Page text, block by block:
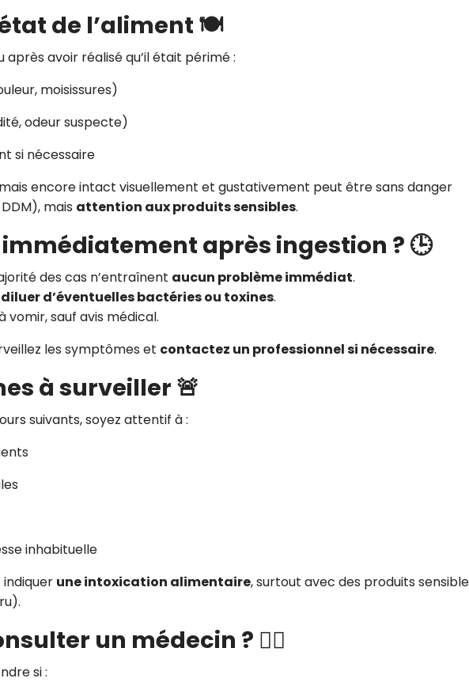
de l’aliment 🍽️
avoir réalisé qu’il était périmé :
moisissures)
odeur suspecte)
si nécessaire
encore intact visuellement et gustativement peut être sans danger
mais attention aux produits sensibles.
immédiatement après ingestion ? 🕒
des cas n’entraînent aucun problème immédiat.
diluer d’éventuelles bactéries ou toxines.
vomir, sauf avis médical.
les symptômes et contactez un professionnel si nécessaire.
à surveiller 🚨
suivants, soyez attentif à :
inhabituelle
indiquer une intoxication alimentaire, surtout avec des produits
un médecin ? 👨‍⚕️
si :